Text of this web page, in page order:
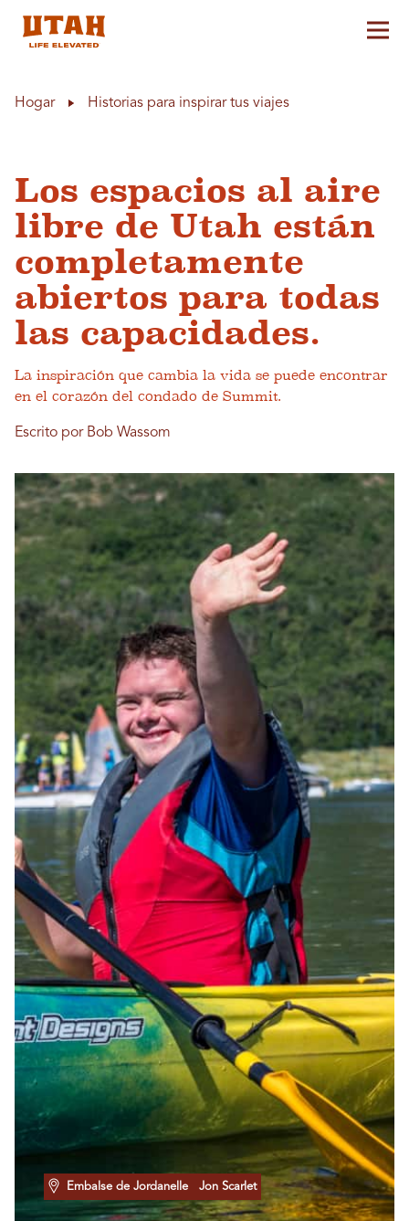
Hogar Historias para inspirar tus viajes
Los espacios al aire
libre de Utah están
completamente
abiertos para todas
las capacidades.
La inspiración que cambia la vida se puede encontrar
en el corazón del condado de Summit.
Escrito por Bob Wassom
Embalse de Jordanelle Jon Scarlet